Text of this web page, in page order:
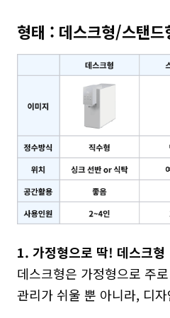
형태 : 데스크형/스탠
1. 가정형으로 딱! 데스크형
데스크형은 가정형으로 주
관리가 쉬울 뿐 아니라, 디